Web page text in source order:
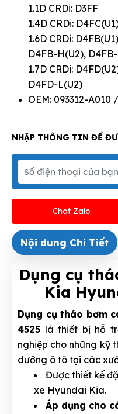
1.1D CRDi: D3FF
1.4D CRDi:
1.6D CRDi:
D4FB-H(U2),
1.7D CRDi:
D4FD-L(U2)
OEM: 093312-A010
NHẬP THÔNG TIN ĐỂ
Chat Zalo
Nội dung Chi Tiết
Dụng cụ
Kia
Dụng cụ tháo bơm
4525 là thiết bị hỗ
nghiệp cho những kỹ
dưỡng ô tô tại các
Được thiết kế
xe Hyundai Kia.
Áp dụng cho